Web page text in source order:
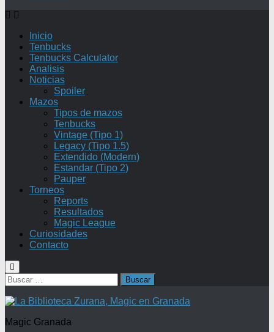
Inicio
Tenbucks
Tenbucks Calculator
Analisis
Noticias
Spoiler
Mazos
Tipos de mazos
Tenbucks
Vintage (Tipo 1)
Legacy (Tipo 1.5)
Extendido (Modern)
Estandar (Tipo 2)
Pauper
Torneos
Reports
Resultados
Magic League
Curiosidades
Contacto
Buscar:
Magic Granada